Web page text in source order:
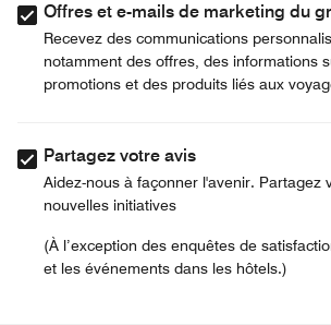
Offres et e-mails de marketing du
Recevez des communications
notamment des offres, des informations
promotions et des produits liés aux
Partagez votre avis
Aidez-nous à façonner l'avenir. Partagez
nouvelles initiatives
(À l’exception des enquêtes de
et les événements dans les hôtels.)